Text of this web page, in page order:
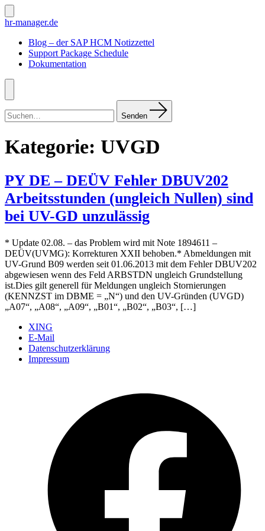
Zum
Inhalt
Suche
ein-/ausblenden
hr-manager.de
Blog – der SAP HCM Notizzettel
Support Package Schedule
Dokumentation
Menü
nach:
Senden
Kategorie: UVGD
PY DE – DEÜV Fehler DBUV202
Arbeitsstunden (ungleich Nullen) sind
bei UV-GD unzulässig
* Update 02.08. – das Problem wird mit Note 1894611 –
DEÜV(UVMG): Korrekturen XXII behoben.* Abmeldungen mit
UV-Grund B09 werden seit 01.06.2013 mit dem Fehler DBUV202
abgewiesen wenn des Feld ARBSTDN ungleich Grundstellung
ist.Dies gilt generell für Meldungen ungleich Stornierungen
(KENNZST im DBME = „N“) und den UV-Gründen (UVGD)
„A07“, „A08“, „A09“, „B01“, „B02“, „B03“, […]
XING
E-Mail
Datenschutzerklärung
Impressum